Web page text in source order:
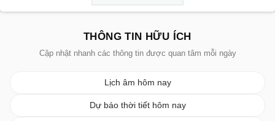
THÔNG TIN HỮU ÍCH
Cập nhật nhanh các thông tin được quan tâm mỗi ngày
Lịch âm hôm nay
Dự báo thời tiết hôm nay